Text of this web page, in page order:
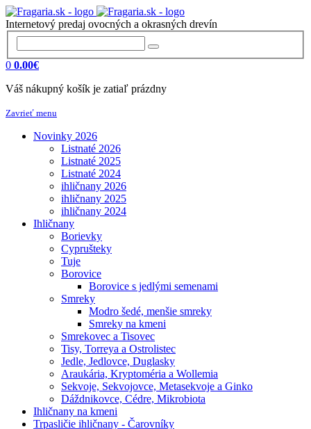
Internetový predaj ovocných a okrasných drevín
0 0.00€
Váš nákupný košík je zatiaľ prázdny
Zavrieť menu
Novinky 2026
Listnaté 2026
Listnaté 2025
Listnaté 2024
ihličnany 2026
ihličnany 2025
ihličnany 2024
Ihličnany
Borievky
Cyprušteky
Tuje
Borovice
Borovice s jedlými semenami
Smreky
Modro šedé, menšie smreky
Smreky na kmeni
Smrekovec a Tisovec
Tisy, Torreya a Ostrolistec
Jedle, Jedlovce, Duglasky
Araukária, Kryptoméria a Wollemia
Sekvoje, Sekvojovce, Metasekvoje a Ginko
Dáždnikovce, Cédre, Mikrobiota
Ihličnany na kmeni
Trpasličie ihličnany - Čarovníky